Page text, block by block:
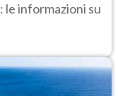
le informazioni su